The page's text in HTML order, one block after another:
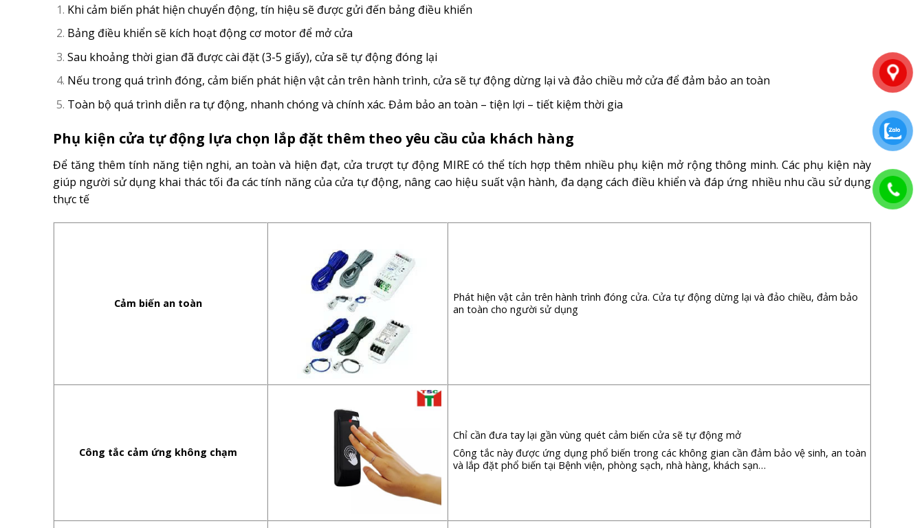
Khi cảm biến phát hiện chuyển động, tín hiệu sẽ được gửi đến bảng điều khiển
Bảng điều khiển sẽ kích hoạt động cơ motor để mở cửa
Sau khoảng thời gian đã được cài đặt (3-5 giấy), cửa sẽ tự động đóng lại
Nếu trong quá trình đóng, cảm biến phát hiện vật cản trên hành trình, cửa sẽ tự động dừng lại và đảo chiều mở cửa để đảm bảo an toàn
Toàn bộ quá trình diễn ra tự động, nhanh chóng và chính xác. Đảm bảo an toàn – tiện lợi – tiết kiệm thời gia
Phụ kiện cửa tự động lựa chọn lắp đặt thêm theo yêu cầu của khách hàng
Để tăng thêm tính năng tiện nghi, an toàn và hiện đạt, cửa trượt tự động MIRE có thể tích hợp thêm nhiều phụ kiện mở rộng thông minh. Các phụ kiện này
giúp người sử dụng khai thác tối đa các tính năng của cửa tự động, nâng cao hiệu suất vận hành, đa dạng cách điều khiển và đáp ứng nhiều nhu cầu sử dụng
thực tế
Cảm biến an toàn
Phát hiện vật cản trên hành trình đóng cửa. Cửa tự động dừng lại và đảo chiều, đảm bảo
an toàn cho người sử dụng
Công tắc cảm ứng không chạm
Chỉ cần đưa tay lại gần vùng quét cảm biến cửa sẽ tự động mở
Công tắc này được ứng dụng phổ biến trong các không gian cần đảm bảo vệ sinh, an toàn
và lắp đặt phổ biến tại Bệnh viện, phòng sạch, nhà hàng, khách sạn…